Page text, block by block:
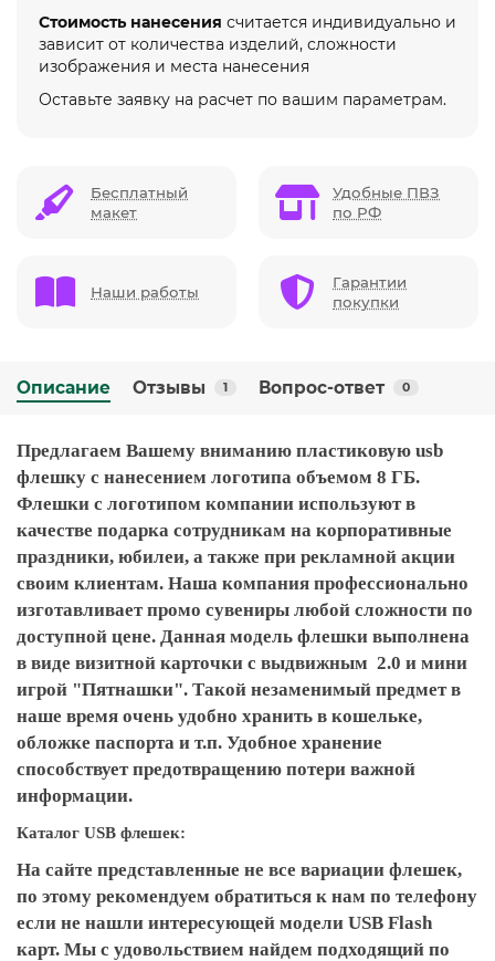
Стоимость нанесения считается индивидуально и
зависит от количества изделий, сложности
изображения и места нанесения
Оставьте заявку на расчет по вашим параметрам.
Бесплатный
макет
Удобные ПВЗ
по РФ
Наши работы
Гарантии
покупки
Описание Отзывы 1 Вопрос-ответ 0
Предлагаем Вашему вниманию пластиковую usb
флешку с нанесением логотипа объемом 8 ГБ.
Флешки с логотипом компании используют в
качестве подарка сотрудникам на корпоративные
праздники, юбилеи, а также при рекламной акции
своим клиентам. Наша компания профессионально
изготавливает промо сувениры любой сложности по
доступной цене. Данная модель флешки выполнена
в виде визитной карточки с выдвижным 2.0 и мини
игрой "Пятнашки". Такой незаменимый предмет в
наше время очень удобно хранить в кошельке,
обложке паспорта и т.п. Удобное хранение
способствует предотвращению потери важной
информации.
Каталог USB флешек:
На сайте представленные не все вариации флешек,
по этому рекомендуем обратиться к нам по телефону
если не нашли интересующей модели USB Flash
карт. Мы с удовольствием найдем подходящий по